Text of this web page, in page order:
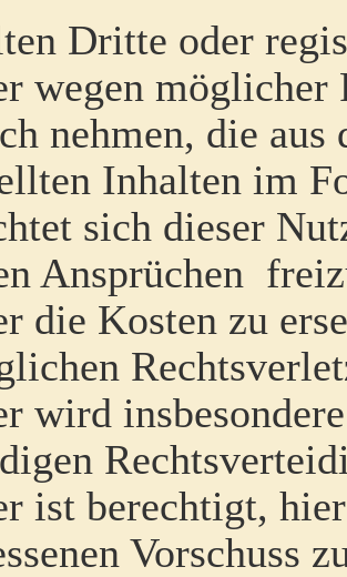
Dritte oder
wegen möglicher
nehmen, die
Inhalten im
sich dieser
Ansprüchen
die Kosten zu
wird
ist berechtigt,
Vorschuss